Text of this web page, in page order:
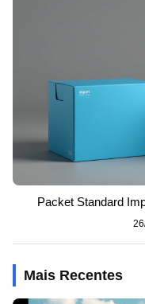
Packet Standard
Mais Recentes